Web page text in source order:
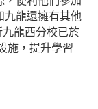
九龍還擁有其他
龍西分校已於
施，提升學習